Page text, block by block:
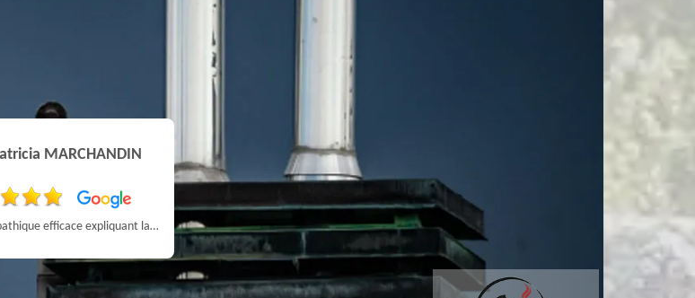
MARCHANDIN
personne sympathique efficace expliquant la démarche de son travail pour un résultat de qualité . A recommander
Simon Bataille-
Vandereecken
De très bon conseil et expertise au top, en plus d’être très sympathique, je recommande! Nous avons été bien aidés et renseignés sur quoi faire de notre insert et son entretien futur, merci :)
philippe poivet
Très professionnel et fort